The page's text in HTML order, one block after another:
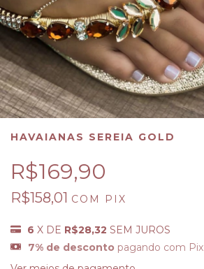
HAVAIANAS SEREIA GOLD
R$169,90
R$158,01 COM PIX
6 X DE R$28,32 SEM JUROS
7% de desconto pagando com Pix